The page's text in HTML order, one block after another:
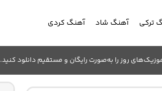
ترکی آهنگ شاد آهنگ کردی
روز را به‌صورت رایگان و مستقیم دانلود کنید.